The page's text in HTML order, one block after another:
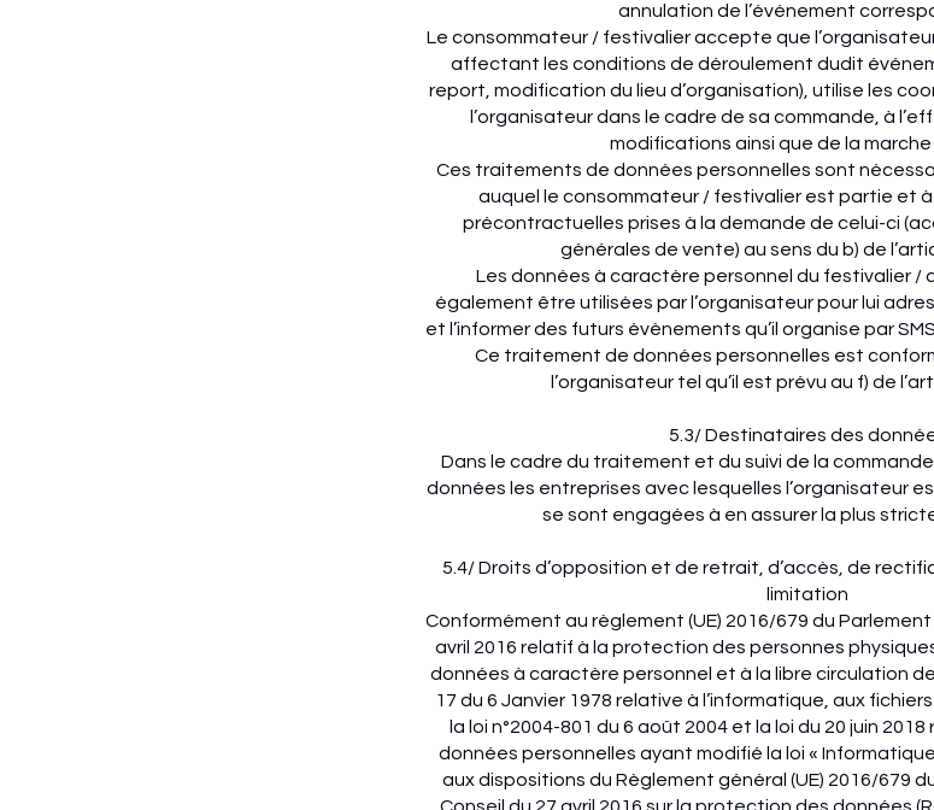
annulation de l’événement
Le consommateur / festivalier accepte que
affectant les conditions de déroulement dudit
report, modification du lieu d’organisation), utilise les
l’organisateur dans le cadre de sa commande, à
modifications ainsi que de la marche
Ces traitements de données personnelles sont
auquel le consommateur / festivalier est partie et à
précontractuelles prises à la demande de celui-ci
générales de vente) au sens du b) de
Les données à caractère personnel du festivalier /
également être utilisées par l’organisateur pour lui
et l’informer des futurs évènements qu’il organise par
Ce traitement de données personnelles est
l’organisateur tel qu’il est prévu au f) de
5.3/ Destinataires des
Dans le cadre du traitement et du suivi de la
données les entreprises avec lesquelles l’organisateur
se sont engagées à en assurer la plus
5.4/ Droits d’opposition et de retrait, d’accès, de
limitation
Conformément au règlement (UE) 2016/679 du
avril 2016 relatif à la protection des personnes
données à caractère personnel et à la libre circulation
17 du 6 Janvier 1978 relative à l’informatique, aux
la loi n°2004-801 du 6 août 2004 et la loi du 20 juin
données personnelles ayant modifié la loi «
aux dispositions du Règlement général (UE) 2016/679